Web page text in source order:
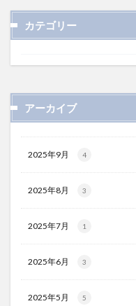
カテゴリー
アーカイブ
2025年9月 4
2025年8月 3
2025年7月 1
2025年6月 3
2025年5月 5